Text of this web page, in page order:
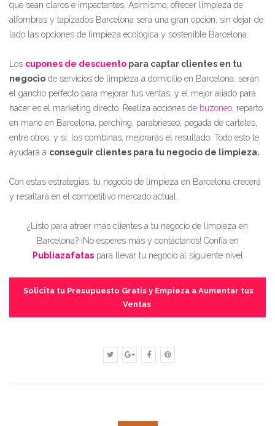
que sean claros e impactantes. Asimismo, ofrecer limpieza de
alfombras y tapizados Barcelona será una gran opción, sin dejar de
lado las opciones de limpieza ecológica y sostenible Barcelona.
Los cupones de descuento para captar clientes en tu
negocio de servicios de limpieza a domicilio en Barcelona, serán
el gancho perfecto para mejorar tus ventas, y el mejor aliado para
hacer es el marketing directo. Realiza acciones de buzoneo , reparto
en mano en Barcelona, perching, parabrieseo, pegada de carteles,
entre otros, y si, los combinas, mejorarás el resultado. Todo esto te
ayudará a conseguir clientes para tu negocio de limpieza.
Con estas estrategias, tu negocio de limpieza en Barcelona crecerá
y resaltará en el competitivo mercado actual.
¿Listo para atraer más clientes a tu negocio de limpieza en
Barcelona? ¡No esperes más y contáctanos! Confía en
Publiazafatas para llevar tu negocio al siguiente nivel
Solicita tu Presupuesto Gratis y Empieza a Aumentar tus
Ventas